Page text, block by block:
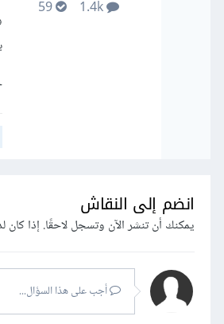
انضم إلى النقاش
يمكنك أن تنشر الآن وتسجل لاحقًا. إذا
أجب على هذا السؤال...